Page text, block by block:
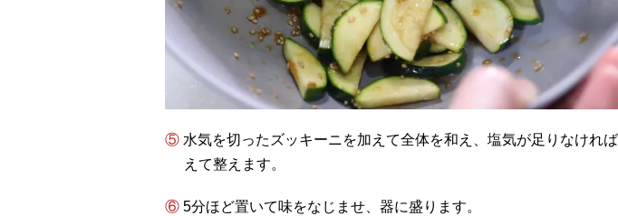
⑤ 水気を切ったズッキーニを加えて全体を和え、塩気が足りなければ好みで塩少々を加
えて整えます。
⑥ 5分ほど置いて味をなじませ、器に盛ります。